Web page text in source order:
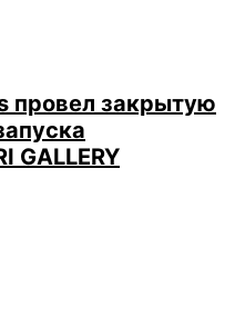
провел закрытую
GALLERY